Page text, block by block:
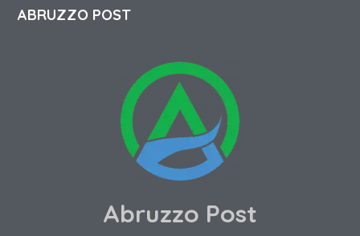
ABRUZZO POST
Abruzzo Post